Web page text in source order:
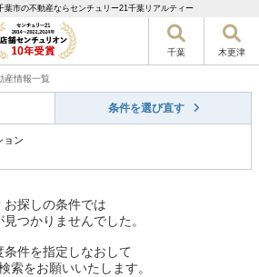
市の不動産ならセンチュリー21千葉リアルティー
千葉 木更津
産情報一覧
条件を選び直す
ョン
お探しの条件では
見つかりませんでした。
条件を指定しなおして
索をお願いいたします。